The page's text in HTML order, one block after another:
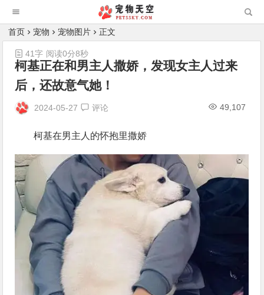
首页 宠物 宠物图片 正文
柯基正在和男主人撒娇，发现女主人过来
后，还故意气她！
2024-05-27 评论 49,107
41字 阅读0分8秒
柯基在男主人的怀抱里撒娇